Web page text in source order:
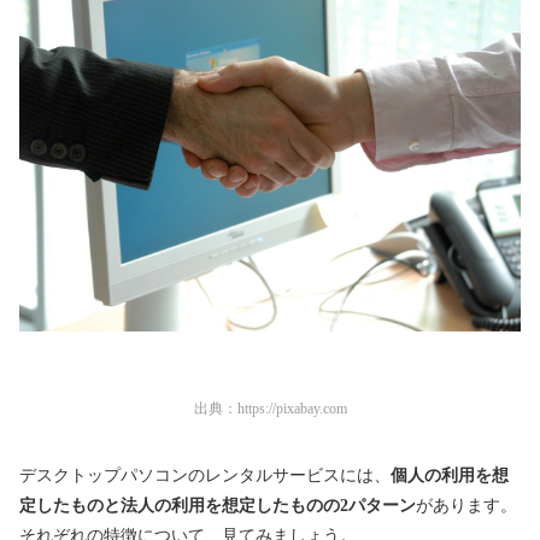
出典： https://pixabay.com
デスクトップパソコンのレンタルサービスには、 個人の利用を想
定したものと法人の利用を想定したものの2パターンがあります。
それぞれの特徴について、見てみましょう。